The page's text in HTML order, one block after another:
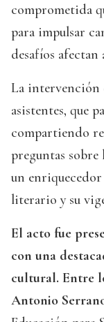
comprometida
para impulsar
desafíos
La intervención
asistentes, que
compartiendo
preguntas sobre
un
literario y su
El acto fue
con una
cultural. Entre
Antonio